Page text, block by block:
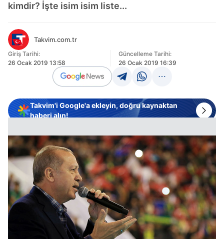
kimdir? İşte isim isim liste...
Takvim.com.tr
Giriş Tarihi:
26 Ocak 2019 13:58
Güncelleme Tarihi:
26 Ocak 2019 16:39
Takvim'i Google'a ekleyin, doğru kaynaktan
haberi alın!